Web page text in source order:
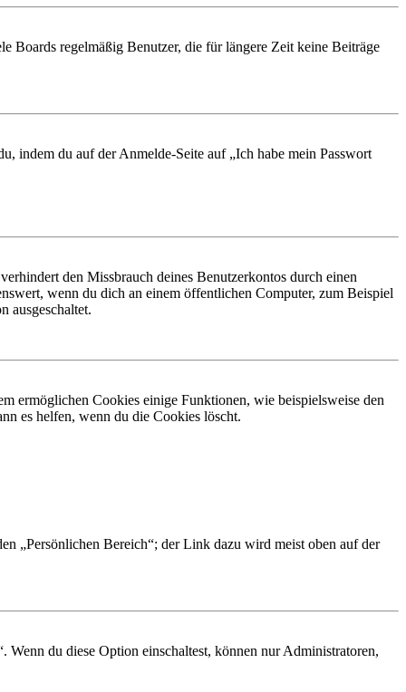
Boards regelmäßig Benutzer, die für längere Zeit keine Beiträge
indem du auf der Anmelde-Seite auf „Ich habe mein Passwort
den Missbrauch deines Benutzerkontos durch einen
wenn du dich an einem öffentlichen Computer, zum Beispiel
ausgeschaltet.
ermöglichen Cookies einige Funktionen, wie beispielsweise den
es helfen, wenn du die Cookies löscht.
„Persönlichen Bereich“; der Link dazu wird meist oben auf der
du diese Option einschaltest, können nur Administratoren,